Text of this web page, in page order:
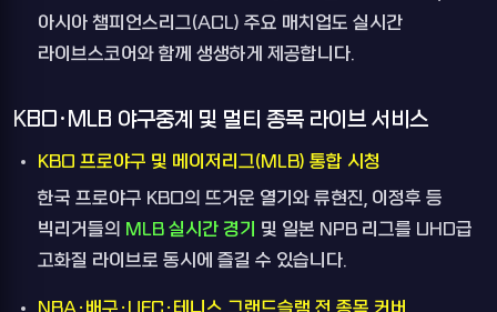
아시아 챔피언스리그(ACL) 주요 매치업도 실시간
라이브스코어와 함께 생생하게 제공합니다.
KBO·MLB 야구중계 및 멀티 종목 라이브 서비스
KBO 프로야구 및 메이저리그(MLB) 통합 시청
한국 프로야구 KBO의 뜨거운 열기와 류현진, 이정후 등
빅리거들의 MLB 실시간 경기 및 일본 NPB 리그를 UHD급
고화질 라이브로 동시에 즐길 수 있습니다.